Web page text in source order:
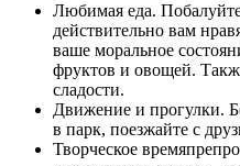
Любимая еда.
действительно вам
ваше моральное
фруктов и овощей.
сладости.
Движение и прогулки.
в парк, поезжайте с
Творческое